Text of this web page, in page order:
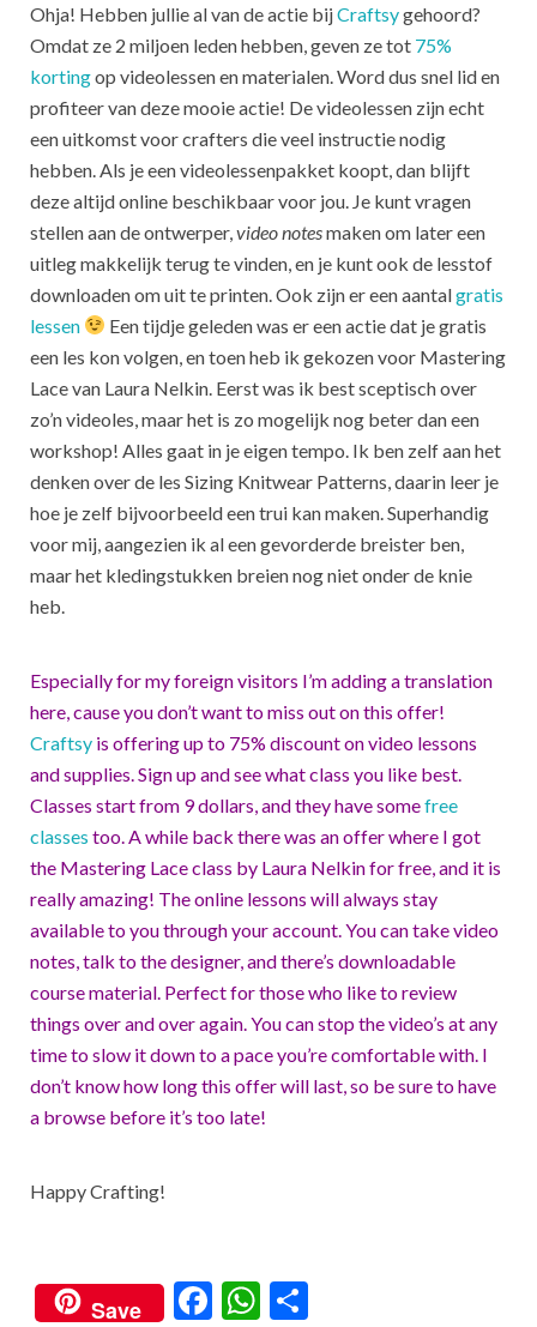
Ohja! Hebben jullie al van de actie bijCraftsygehoord?
Omdat ze 2 miljoen leden hebben, geven ze tot 75%
kortingop videolessen en materialen. Word dus snel lid en
profiteer van deze mooie actie! De videolessen zijn echt
een uitkomst voor crafters die veel instructie nodig
hebben. Als je een videolessenpakket koopt, dan blijft
deze altijd online beschikbaar voor jou. Je kunt vragen
stellen aan de ontwerper, video notesmaken om later een
uitleg makkelijk terug te vinden, en je kunt ook de lesstof
downloaden om uit te printen. Ook zijn er een aantalgratis
lessen
Een tijdje geleden was er een actie dat je gratis
een les kon volgen, en toen heb ik gekozen voor Mastering
Lace van Laura Nelkin. Eerst was ik best sceptisch over
zo’n videoles, maar het is zo mogelijk nog beter dan een
workshop! Alles gaat in je eigen tempo. Ik ben zelf aan het
denken over de les Sizing Knitwear Patterns, daarin leer je
hoe je zelf bijvoorbeeld een trui kan maken. Superhandig
voor mij, aangezien ik al een gevorderde breister ben,
maar het kledingstukken breien nog niet onder de knie
heb.
Especially for my foreign visitors I’m adding a translation
here, cause you don’t want to miss out on this offer!
Craftsy is offering up to 75% discount on video lessons
and supplies. Sign up and see what class you like best.
Classes start from 9 dollars, and they have somefree
classes too. A while back there was an offer where I got
the Mastering Lace class by Laura Nelkin for free, and it is
really amazing! The online lessons will always stay
available to you through your account. You can take video
notes, talk to the designer, and there’s downloadable
course material. Perfect for those who like to review
things over and over again. You can stop the video’s at any
time to slow it down to a pace you’re comfortable with. I
don’t know how long this offer will last, so be sure to have
a browse before it’s too late!
Happy Crafting!
Save
F
W